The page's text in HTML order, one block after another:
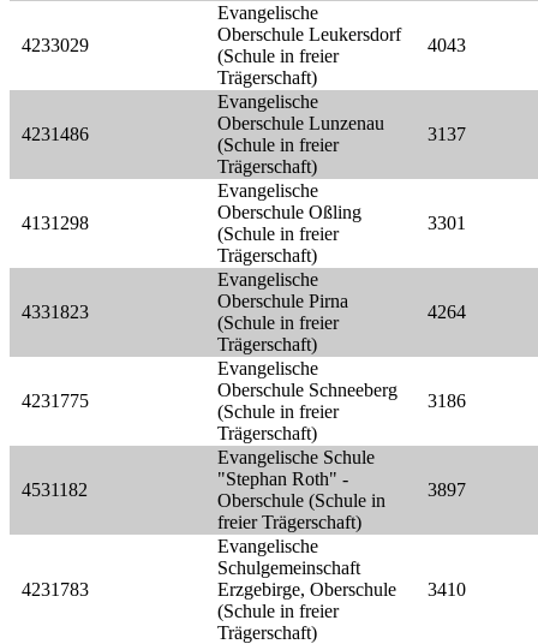
4233029
Evangelische
Oberschule Leukersdorf
(Schule in freier
Trägerschaft)
4043
4231486
Evangelische
Oberschule Lunzenau
(Schule in freier
Trägerschaft)
3137
4131298
Evangelische
Oberschule Oßling
(Schule in freier
Trägerschaft)
3301
4331823
Evangelische
Oberschule Pirna
(Schule in freier
Trägerschaft)
4264
4231775
Evangelische
Oberschule Schneeberg
(Schule in freier
Trägerschaft)
3186
4531182
Evangelische Schule
"Stephan Roth" -
Oberschule (Schule in
freier Trägerschaft)
3897
4231783
Evangelische
Schulgemeinschaft
Erzgebirge, Oberschule
(Schule in freier
Trägerschaft)
3410